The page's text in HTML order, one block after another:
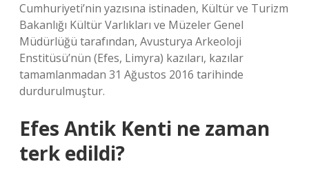
Cumhuriyeti’nin yazısına istinaden, Kültür ve Turizm
Bakanlığı Kültür Varlıkları ve Müzeler Genel
Müdürlüğü tarafından, Avusturya Arkeoloji
Enstitüsü’nün (Efes, Limyra) kazıları, kazılar
tamamlanmadan 31 Ağustos 2016 tarihinde
durdurulmuştur.
Efes Antik Kenti ne zaman
terk edildi?